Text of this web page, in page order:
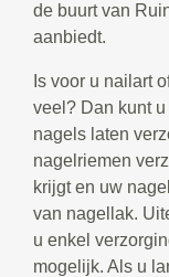
de buurt van
aanbiedt.
Is voor u nailart
veel? Dan kunt
nagels laten
nagelriemen
krijgt en uw
van nagellak.
u enkel
mogelijk. Als u